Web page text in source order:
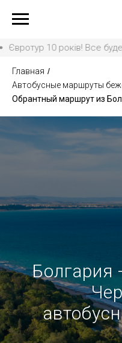
10 років! Все буде
Главная /
Автобусные маршруты
Обрантный маршрут из
Болгария